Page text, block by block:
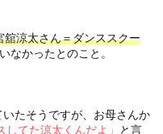
舘涼太さん＝ダンススクー
なかったとのこと。
いたそうですが、お母さんか
してた涼太くんだよ」
と言